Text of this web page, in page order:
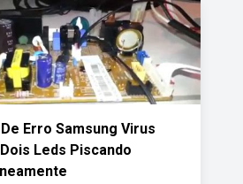
Erro Samsung Virus
Leds Piscando